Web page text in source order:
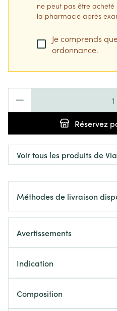
ne peut pas être
la pharmacie après
Je comprends
ordonnance.
Réservez
Voir tous les produits de
Méthodes de livraison
Avertissements
Indication
Composition